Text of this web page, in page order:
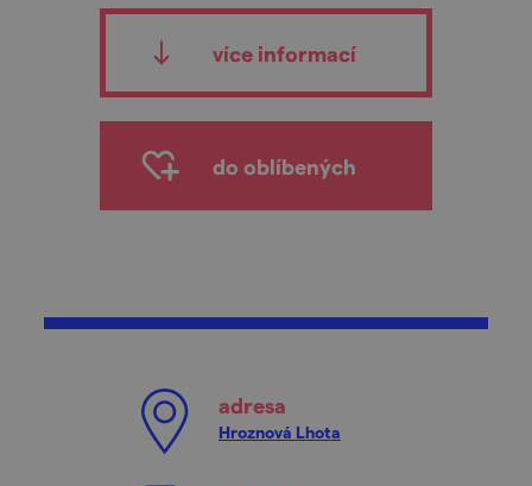
více informací
do oblíbených
adresa
Hroznová Lhota